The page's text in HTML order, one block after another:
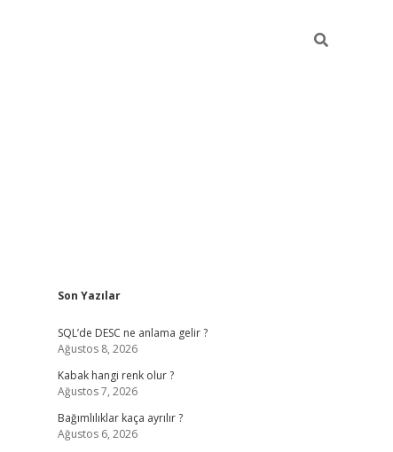
Sidebar
Son Yazılar
SQL’de DESC ne anlama gelir ?
Ağustos 8, 2026
Kabak hangi renk olur ?
Ağustos 7, 2026
Bağımlılıklar kaça ayrılır ?
Ağustos 6, 2026